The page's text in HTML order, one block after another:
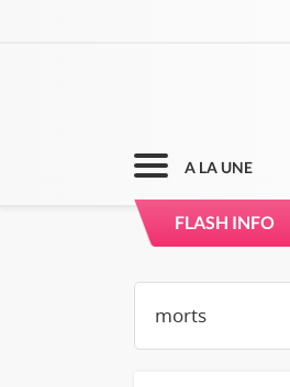
A LA UNE
FLASH INFO